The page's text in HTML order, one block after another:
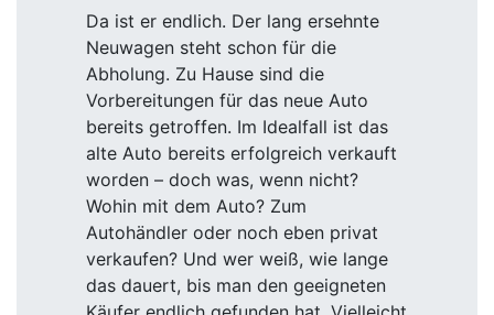
Da ist er endlich. Der lang ersehnte
Neuwagen steht schon für die
Abholung. Zu Hause sind die
Vorbereitungen für das neue Auto
bereits getroffen. Im Idealfall ist das
alte Auto bereits erfolgreich verkauft
worden – doch was, wenn nicht?
Wohin mit dem Auto? Zum
Autohändler oder noch eben privat
verkaufen? Und wer weiß, wie lange
das dauert, bis man den geeigneten